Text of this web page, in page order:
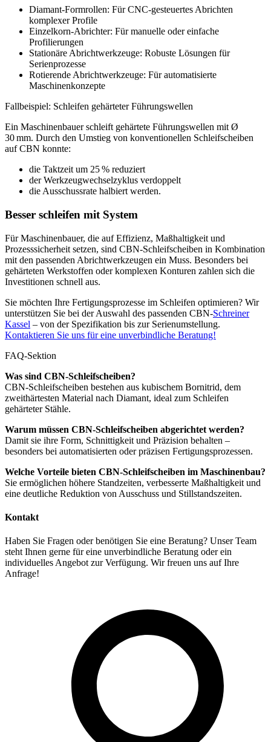
Diamant-Formrollen: Für CNC-gesteuertes Abrichten
komplexer Profile
Einzelkorn-Abrichter: Für manuelle oder einfache
Profilierungen
Stationäre Abrichtwerkzeuge: Robuste Lösungen für
Serienprozesse
Rotierende Abrichtwerkzeuge: Für automatisierte
Maschinenkonzepte
Fallbeispiel: Schleifen gehärteter Führungswellen
Ein Maschinenbauer schleift gehärtete Führungswellen mit Ø
30 mm. Durch den Umstieg von konventionellen Schleifscheiben
auf CBN konnte:
die Taktzeit um 25 % reduziert
der Werkzeugwechselzyklus verdoppelt
die Ausschussrate halbiert werden.
Besser schleifen mit System
Für Maschinenbauer, die auf Effizienz, Maßhaltigkeit und
Prozesssicherheit setzen, sind CBN-Schleifscheiben in Kombination
mit den passenden Abrichtwerkzeugen ein Muss. Besonders bei
gehärteten Werkstoffen oder komplexen Konturen zahlen sich die
Investitionen schnell aus.
Sie möchten Ihre Fertigungsprozesse im Schleifen optimieren? Wir
unterstützen Sie bei der Auswahl des passenden CBN-Schreiner
Kassel – von der Spezifikation bis zur Serienumstellung.
Kontaktieren Sie uns für eine unverbindliche Beratung!
FAQ-Sektion
Was sind CBN-Schleifscheiben?
CBN-Schleifscheiben bestehen aus kubischem Bornitrid, dem
zweithärtesten Material nach Diamant, ideal zum Schleifen
gehärteter Stähle.
Warum müssen CBN-Schleifscheiben abgerichtet werden?
Damit sie ihre Form, Schnittigkeit und Präzision behalten –
besonders bei automatisierten oder präzisen Fertigungsprozessen.
Welche Vorteile bieten CBN-Schleifscheiben im Maschinenbau?
Sie ermöglichen höhere Standzeiten, verbesserte Maßhaltigkeit und
eine deutliche Reduktion von Ausschuss und Stillstandszeiten.
Kontakt
Haben Sie Fragen oder benötigen Sie eine Beratung? Unser Team
steht Ihnen gerne für eine unverbindliche Beratung oder ein
individuelles Angebot zur Verfügung. Wir freuen uns auf Ihre
Anfrage!